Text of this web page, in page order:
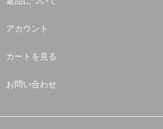
アカウント
カートを見る
お問い合わせ